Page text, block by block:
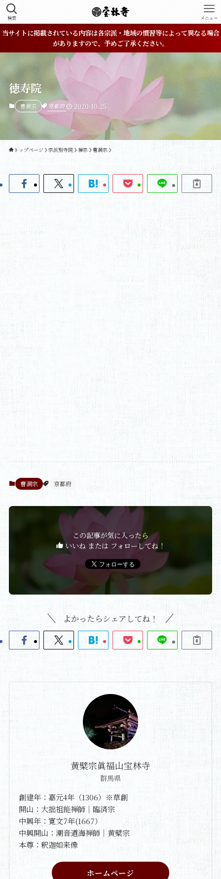
検索 メニュー
当サイトに掲載されている内容は各宗派・地域の慣習等によって異なる場合
がありますので、予めご了承ください。
徳寿院
曹洞宗 京都府 2020-10-25
トップページ 宗派別寺院 禅宗 曹洞宗
曹洞宗 京都府
この記事が気に入ったら
いいね または フォローしてね！
よかったらシェアしてね！
黄檗宗眞福山宝林寺
群馬県
創建年：嘉元4年（1306）※草創
開山：大拙祖能禅師｜臨済宗
中興年：寛文7年(1667）
中興開山：潮音道海禅師｜黄檗宗
本尊：釈迦如来像
ホームページ